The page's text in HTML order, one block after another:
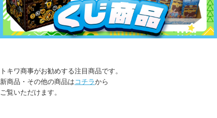
トキワ商事がお勧めする注目商品です。
新商品・その他の商品はコチラから
ご覧いただけます。